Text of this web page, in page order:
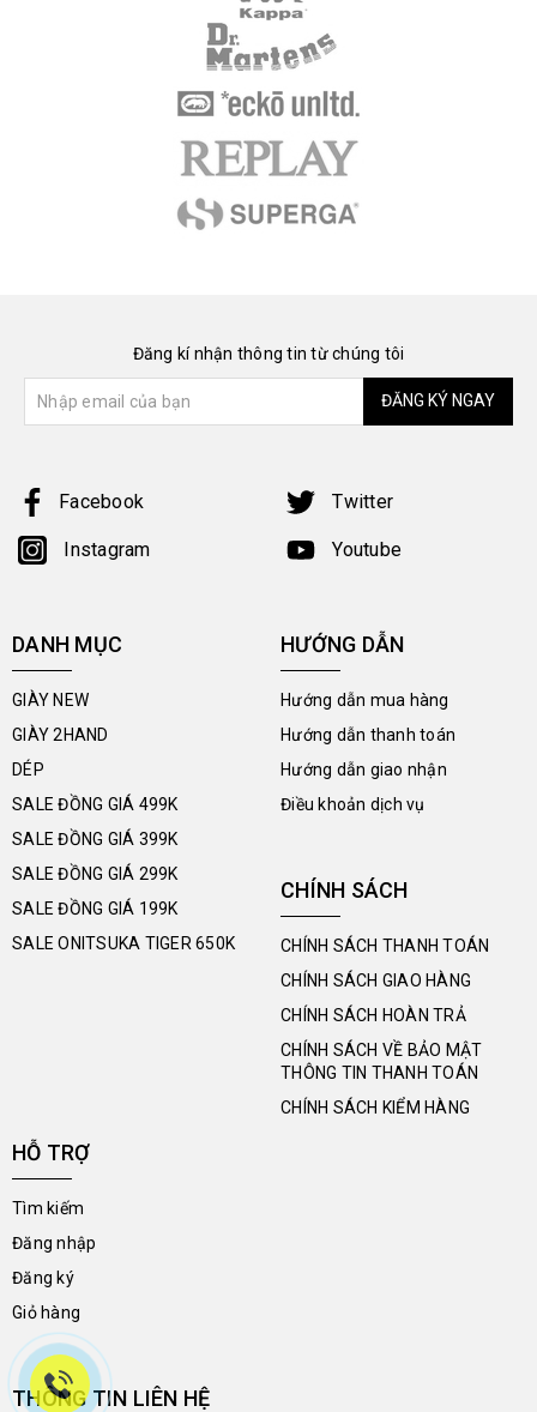
Đăng kí nhận thông tin từ chúng tôi
ĐĂNG KÝ NGAY
Facebook Twitter
Instagram Youtube
DANH MỤC
GIÀY NEW
GIÀY 2HAND
DÉP
SALE ĐỒNG GIÁ 499K
SALE ĐỒNG GIÁ 399K
SALE ĐỒNG GIÁ 299K
SALE ĐỒNG GIÁ 199K
SALE ONITSUKA TIGER 650K
HƯỚNG DẪN
Hướng dẫn mua hàng
Hướng dẫn thanh toán
Hướng dẫn giao nhận
Điều khoản dịch vụ
CHÍNH SÁCH
CHÍNH SÁCH THANH TOÁN
CHÍNH SÁCH GIAO HÀNG
CHÍNH SÁCH HOÀN TRẢ
CHÍNH SÁCH VỀ BẢO MẬT
THÔNG TIN THANH TOÁN
CHÍNH SÁCH KIỂM HÀNG
HỖ TRỢ
Tìm kiếm
Đăng nhập
Đăng ký
Giỏ hàng
THÔNG TIN LIÊN HỆ